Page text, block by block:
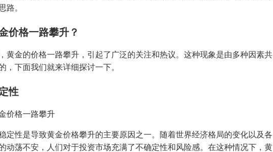
路。
价格一路攀升？
黄金的价格一路攀升，引起了广泛的关注和热议。这种现象是由多种因素共
，下面我们就来详细探讨一下。
性
定性是导致黄金价格攀升的主要原因之一。随着世界经济格局的变化以及各
动荡不安，人们对于投资市场充满了不确定性和风险感。在这种情况下，黄